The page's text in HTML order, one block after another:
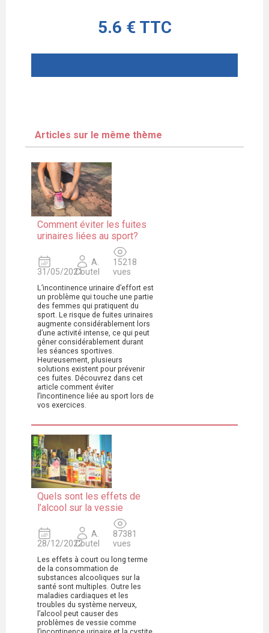
5.6 € TTC
Articles sur le même thème
Comment éviter les fuites
urinaires liées au sport?
31/05/2021
A.
Coutel
15218
vues
L’incontinence urinaire d’effort est
un problème qui touche une partie
des femmes qui pratiquent du
sport. Le risque de fuites urinaires
augmente considérablement lors
d’une activité intense, ce qui peut
gêner considérablement durant
les séances sportives.
Heureusement, plusieurs
solutions existent pour prévenir
ces fuites. Découvrez dans cet
article comment éviter
l’incontinence liée au sport lors de
vos exercices.
Quels sont les effets de
l’alcool sur la vessie
28/12/2022
A.
Coutel
87381
vues
Les effets à court ou long terme
de la consommation de
substances alcooliques sur la
santé sont multiples. Outre les
maladies cardiaques et les
troubles du système nerveux,
l’alcool peut causer des
problèmes de vessie comme